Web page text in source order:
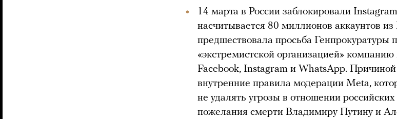
14 марта в России заблокировали
насчитывается 80 миллионов аккаунтов
предшествовала просьба Генпрокуратуры
«экстремистской организацией»
Facebook, Instagram и WhatsApp. Причиной
внутренние правила модерации Meta,
не удалять угрозы в отношении
пожелания смерти Владимиру Путину и